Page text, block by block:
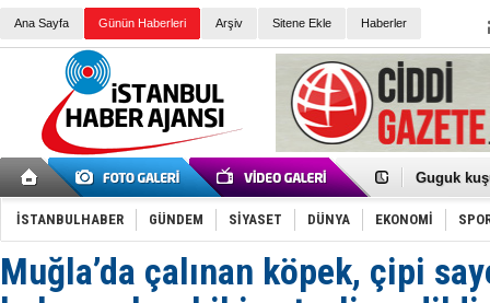
Ana Sayfa Günün Haberleri Arşiv Sitene Ekle Haberler
Türk
Guguk
Sneaker
Erkek
Tommy
Yeri
Ceza
Kayyum
Ankara
İSTANBULHABER GÜNDEM SİYASET DÜNYA EKONOMİ
Muğla’da çalınan köpek, çipi